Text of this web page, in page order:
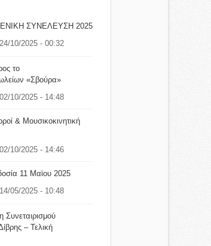
ΣΥΝΕΛΕΥΣΗ 2025
10/2025 - 00:32
το
«Σβούρα»
10/2025 - 14:48
& Μουσικοκινητική
10/2025 - 14:46
11 Μαϊου 2025
05/2025 - 10:48
Συνεταιρισμού
– Τελική